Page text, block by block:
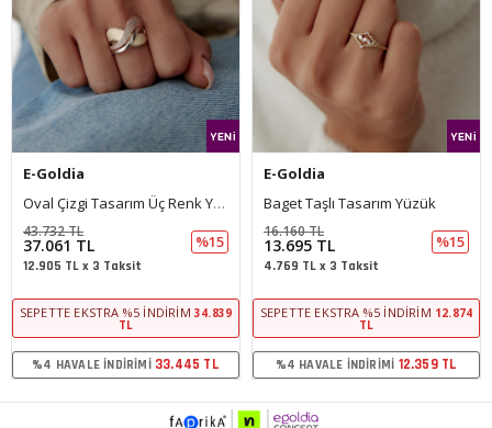
Oval Çizgi Tasarım Üç Renk Yüzük
TL
TL
TL x 3 Taksit
EKSTRA %5 İNDIRIM 34.839
İNDIRIMI 33.445 TL
E-Goldia
Baget Taşlı Tasarım Yüzük
13.695 TL
16.160 TL
4.769 TL x 3 Taksit
SEPETTE EKSTRA %5 İNDIRIM 12.874
%4 HAVALE İNDIRIMI 12.359 TL